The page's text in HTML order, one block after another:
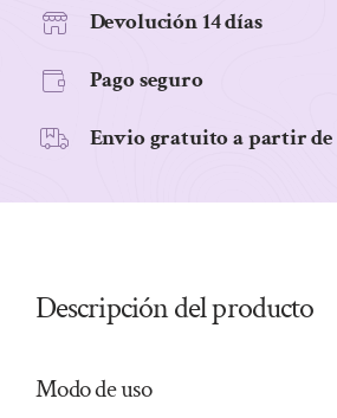
cantidad
Devolución 14 días
Pago seguro
Envio gratuito a partir de
Descripción del producto
Modo de uso